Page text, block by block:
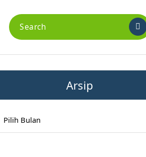
Search
for:
Arsip